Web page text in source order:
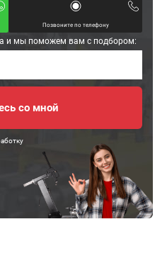
Позвоните по телефону
и мы поможем вам с подбором: